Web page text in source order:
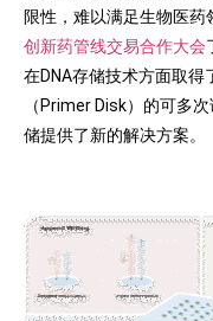
限性，难以满足生物医药
创新药管线交易合作大会
在DNA存储技术方面取
（Primer Disk）的可多
储提供了新的解决方案。